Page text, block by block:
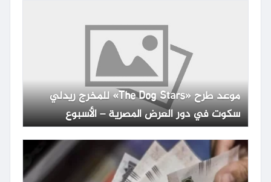
موعد طرح «The Dog Stars» للمخرج ريدلي
سكوت في دور العرض المصرية – الأسبوع